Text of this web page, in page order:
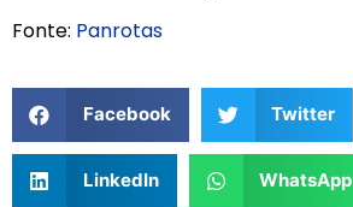
Fonte: Panrotas
Facebook Twitter
LinkedIn WhatsApp